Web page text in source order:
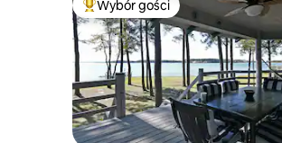
Najpopularniejsze z kategorii
Wybór gości